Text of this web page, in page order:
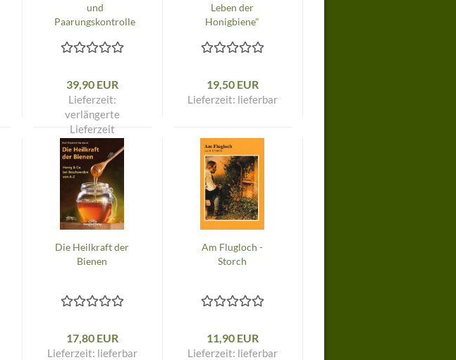
und
Paarungskontrolle
Honigbiene
39,90 EUR
Lieferzeit:
verlängerte
Lieferzeit
Leben der
Honigbiene"
19,50 EUR
Lieferzeit: lieferbar
Die Heilkraft der
Bienen
17,80 EUR
Lieferzeit: lieferbar
Am Flugloch -
Storch
11,90 EUR
Lieferzeit: lieferbar